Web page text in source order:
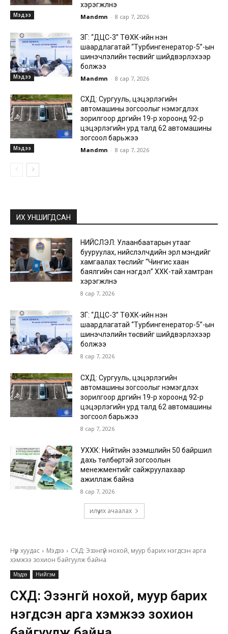
Мэдээ
хэрэгжүүлнэ
Mandmn - 8 сар 7, 2026
Мэдээ
ЗГ: “ДЦС-3” ТӨХК-ийн нэн
шаардлагатай “Турбингенератор-5”-ын
шинэчлэлийн төсвийг шийдвэрлэхээр
болжээ
Mandmn - 8 сар 7, 2026
Мэдээ
СХД: Сургууль, цэцэрлэгийн
автомашины зогсоолыг нэмэгдүүлэх
зорилгоор дүүргийн 19-р хороонд 92-р
цэцэрлэгийн урд талд 62 автомашины
зогсоол барьжээ
Mandmn - 8 сар 7, 2026
ИХ УНШИГДСАН
НИЙСЛЭЛ: Улаанбаатарын утааг
бууруулах, нийслэлчүүдийн эрүүл мэндийг
хамгаалах төслийг “Чингис хаан
баялгийн сан нэгдэл” ХХК-тай хамтран
хэрэгжүүлнэ
8 сар 7, 2026
ЗГ: “ДЦС-3” ТӨХК-ийн нэн
шаардлагатай “Турбингенератор-5”-ын
шинэчлэлийн төсвийг шийдвэрлэхээр
болжээ
8 сар 7, 2026
СХД: Сургууль, цэцэрлэгийн
автомашины зогсоолыг нэмэгдүүлэх
зорилгоор дүүргийн 19-р хороонд 92-р
цэцэрлэгийн урд талд 62 автомашины
зогсоол барьжээ
8 сар 7, 2026
УХХК: Нийтийн эзэмшлийн 50 байршил
дахь төлбөртэй зогсоолын
менежментийг сайжруулахаар
ажиллаж байна
8 сар 7, 2026
илүү их ачаалах